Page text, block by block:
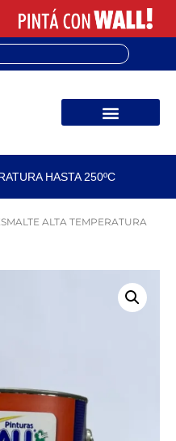
HASTA 250ºC
ALTA TEMPERATURA